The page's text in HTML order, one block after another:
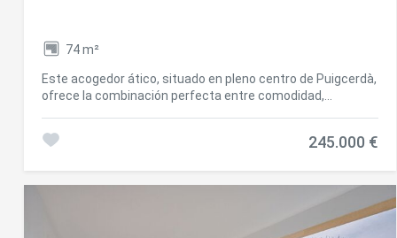
74 m²
Este acogedor ático, situado en pleno centro de Puigcerdà,
ofrece la combinación perfecta entre comodidad,
vida práctica y confortable. Al entrar, un agradable pasillo
con una cocina independiente, dos habitaciones exteriores
y un baño completo. Además, dispone de un práctico
245.000 €